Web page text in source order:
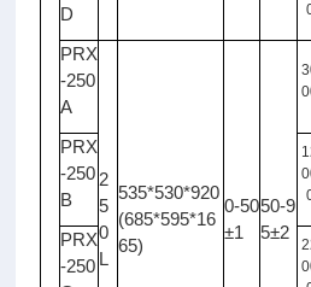
D
PRX
-250
A
2
5
0
L
535*530*920
(685*595*16
65)
0-50
±1
50-9
5±2
PRX
-250
B
PRX
-250